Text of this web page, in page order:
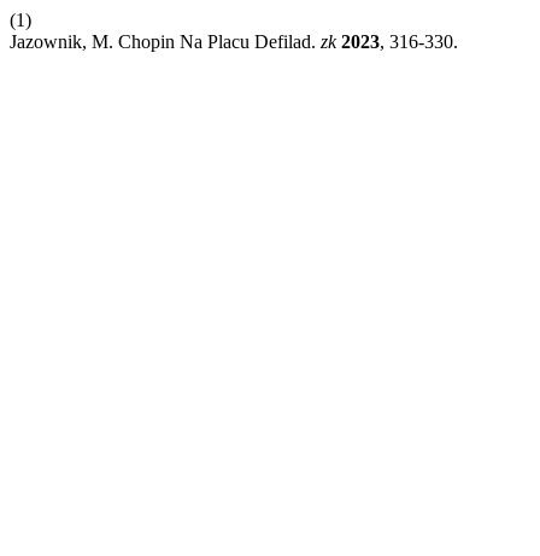
(1)
Jazownik, M. Chopin Na Placu Defilad. zk 2023, 316-330.